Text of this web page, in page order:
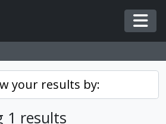
your results by:
1 results